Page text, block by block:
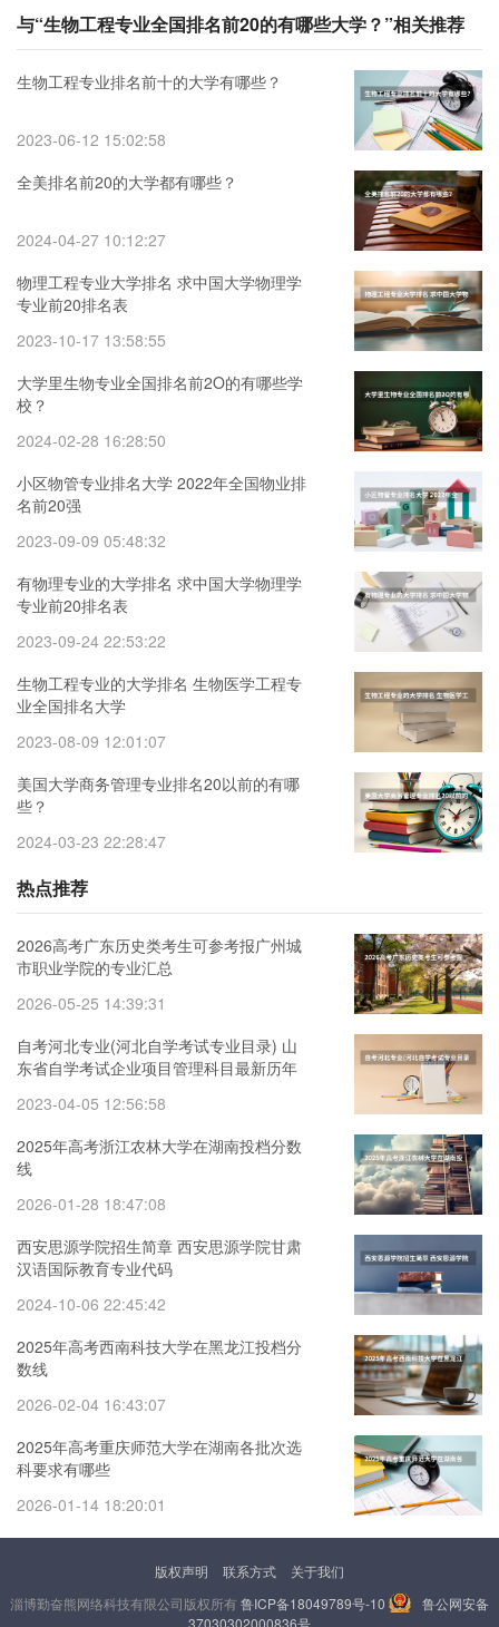
与“生物工程专业全国排名前20的有哪些大学？”相关推荐
生物工程专业排名前十的大学有哪些？
2023-06-12 15:02:58
全美排名前20的大学都有哪些？
2024-04-27 10:12:27
物理工程专业大学排名 求中国大学物理学
专业前20排名表
2023-10-17 13:58:55
大学里生物专业全国排名前2O的有哪些学
校？
2024-02-28 16:28:50
小区物管专业排名大学 2022年全国物业排
名前20强
2023-09-09 05:48:32
有物理专业的大学排名 求中国大学物理学
专业前20排名表
2023-09-24 22:53:22
生物工程专业的大学排名 生物医学工程专
业全国排名大学
2023-08-09 12:01:07
美国大学商务管理专业排名20以前的有哪
些？
2024-03-23 22:28:47
热点推荐
2026高考广东历史类考生可参考报广州城
市职业学院的专业汇总
2026-05-25 14:39:31
自考河北专业(河北自学考试专业目录) 山
东省自学考试企业项目管理科目最新历年
2023-04-05 12:56:58
2025年高考浙江农林大学在湖南投档分数
线
2026-01-28 18:47:08
西安思源学院招生简章 西安思源学院甘肃
汉语国际教育专业代码
2024-10-06 22:45:42
2025年高考西南科技大学在黑龙江投档分
数线
2026-02-04 16:43:07
2025年高考重庆师范大学在湖南各批次选
科要求有哪些
2026-01-14 18:20:01
版权声明 联系方式
关于我们
淄博勤奋熊网络科技有限公司版权所有鲁ICP备18049789号-10
鲁公网安备